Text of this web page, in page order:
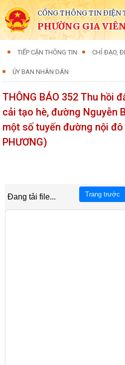
CỔNG THÔNG TIN ĐIỆN
PHƯỜNG GIA
TIẾP CẬN THÔNG TIN CHỈ ĐẠO,
ỦY BAN NHÂN DÂN
THÔNG BÁO 352 Thu hồi
cải tạo hè, đường Nguyễn
một số tuyến đường nội đô
PHƯƠNG)